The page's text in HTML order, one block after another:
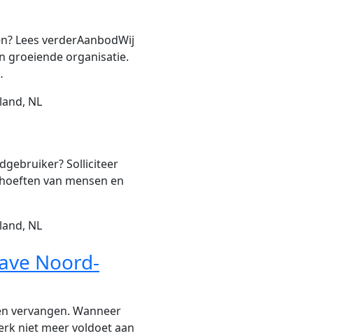
Lees verderAanbodWij
groeiende organisatie.
NL
Solliciteer
van mensen en
NL
Noord-
vervangen. Wanneer
niet meer voldoet aan